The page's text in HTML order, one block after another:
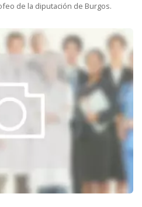
de la diputación de Burgos.